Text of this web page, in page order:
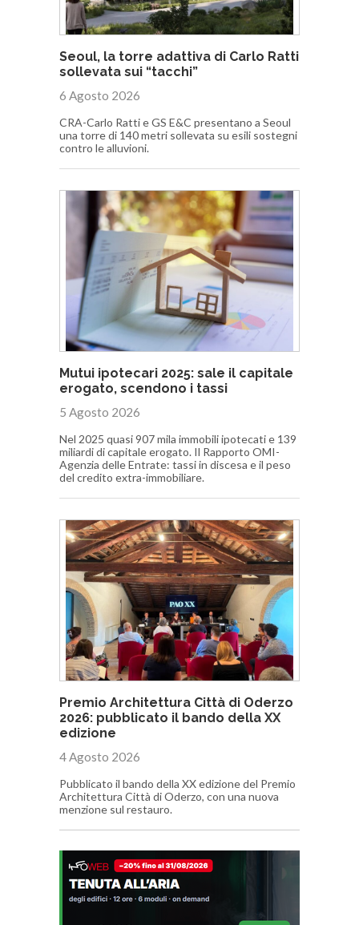
Seoul, la torre adattiva di Carlo Ratti
sollevata sui “tacchi”
6 Agosto 2026
CRA-Carlo Ratti e GS E&C presentano a Seoul
una torre di 140 metri sollevata su esili sostegni
contro le alluvioni.
Mutui ipotecari 2025: sale il capitale
erogato, scendono i tassi
5 Agosto 2026
Nel 2025 quasi 907 mila immobili ipotecati e 139
miliardi di capitale erogato. Il Rapporto OMI-
Agenzia delle Entrate: tassi in discesa e il peso
del credito extra-immobiliare.
Premio Architettura Città di Oderzo
2026: pubblicato il bando della XX
edizione
4 Agosto 2026
Pubblicato il bando della XX edizione del Premio
Architettura Città di Oderzo, con una nuova
menzione sul restauro.